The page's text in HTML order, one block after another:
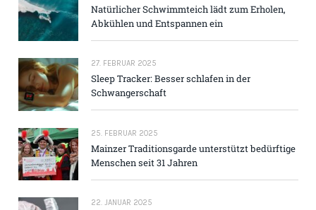
Natürlicher Schwimmteich lädt zum Erholen,
Abkühlen und Entspannen ein
27. FEBRUAR 2025
Sleep Tracker: Besser schlafen in der
Schwangerschaft
25. FEBRUAR 2025
Mainzer Traditions­garde unterstützt bedürftige
Menschen seit 31 Jahren
22. JANUAR 2025